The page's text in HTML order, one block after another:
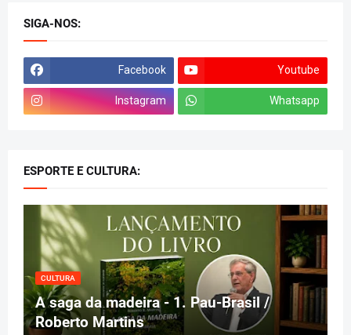
SIGA-NOS:
Facebook Youtube
Instagram Whatsapp
ESPORTE E CULTURA:
CULTURA
A saga da madeira - 1. Pau-Brasil /
Roberto Martins